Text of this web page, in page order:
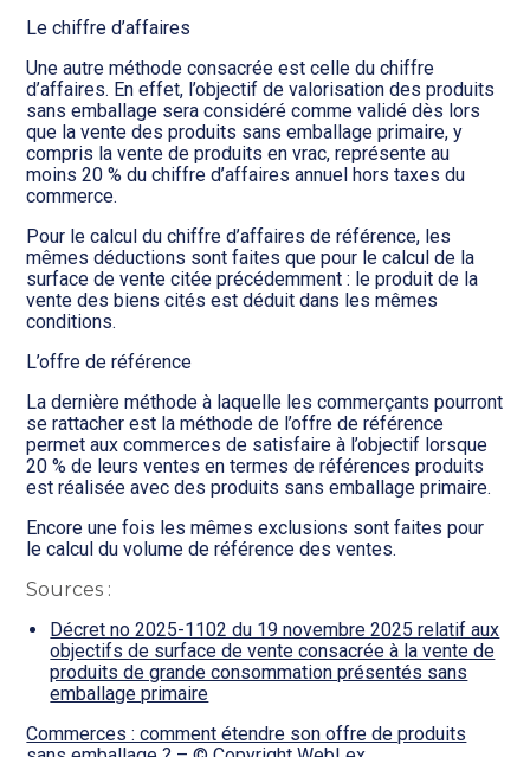
Le chiffre d’affaires
Une autre méthode consacrée est celle du chiffre
d’affaires. En effet, l’objectif de valorisation des produits
sans emballage sera considéré comme validé dès lors
que la vente des produits sans emballage primaire, y
compris la vente de produits en vrac, représente au
moins 20 % du chiffre d’affaires annuel hors taxes du
commerce.
Pour le calcul du chiffre d’affaires de référence, les
mêmes déductions sont faites que pour le calcul de la
surface de vente citée précédemment : le produit de la
vente des biens cités est déduit dans les mêmes
conditions.
L’offre de référence
La dernière méthode à laquelle les commerçants pourront
se rattacher est la méthode de l’offre de référence
permet aux commerces de satisfaire à l’objectif lorsque
20 % de leurs ventes en termes de références produits
est réalisée avec des produits sans emballage primaire.
Encore une fois les mêmes exclusions sont faites pour
le calcul du volume de référence des ventes.
Sources :
Décret no 2025-1102 du 19 novembre 2025 relatif aux
objectifs de surface de vente consacrée à la vente de
produits de grande consommation présentés sans
emballage primaire
Commerces : comment étendre son offre de produits